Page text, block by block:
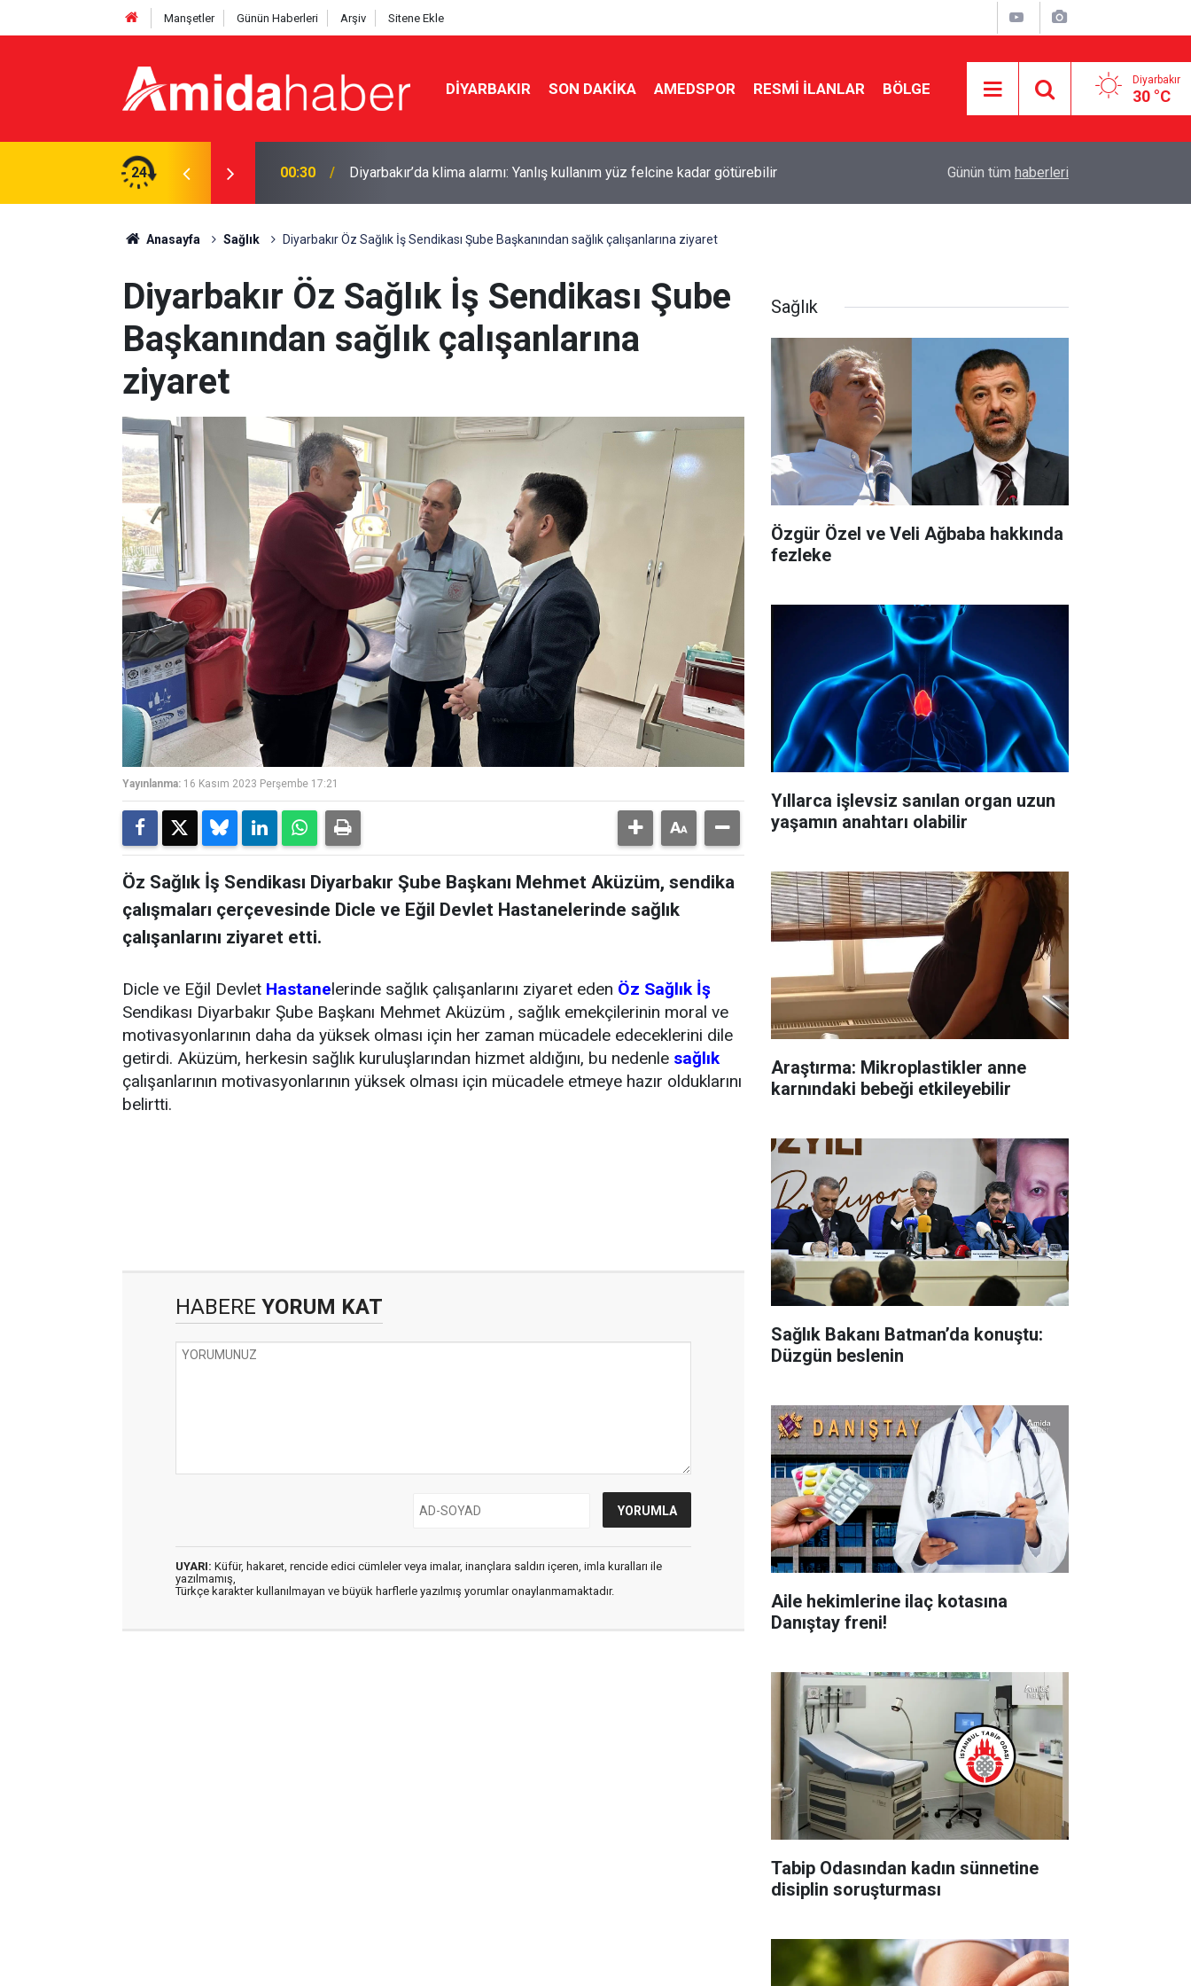
Manşetler Günün Haberleri Arşiv Sitene Ekle
DIYARBAKIR SON DAKIKA AMEDSPOR RESMI İLANLAR BÖLGE Diyarbakır
30 °C
24
kullanım yüz felcine kadar götürebilir 23:32 Diyanet’ten çözüm sürecine ‘kardeşlik’ mesajı Mardin’de feci kaza: 1 ölü, 2 yaralı
Günün tüm haberleri
Anasayfa Sağlık Diyarbakır Öz Sağlık İş Sendikası Şube Başkanından sağlık çalışanlarına ziyaret
Diyarbakır Öz Sağlık İş Sendikası Şube
Başkanından sağlık çalışanlarına
ziyaret
Yayınlanma: 16 Kasım 2023 Perşembe 17:21
Öz Sağlık İş Sendikası Diyarbakır Şube Başkanı Mehmet Aküzüm, sendika
çalışmaları çerçevesinde Dicle ve Eğil Devlet Hastanelerinde sağlık
çalışanlarını ziyaret etti.
Dicle ve Eğil Devlet Hastanelerinde sağlık çalışanlarını ziyaret eden Öz Sağlık İş
Sendikası Diyarbakır Şube Başkanı Mehmet Aküzüm , sağlık emekçilerinin moral ve
motivasyonlarının daha da yüksek olması için her zaman mücadele edeceklerini dile
getirdi. Aküzüm, herkesin sağlık kuruluşlarından hizmet aldığını, bu nedenle sağlık
çalışanlarının motivasyonlarının yüksek olması için mücadele etmeye hazır olduklarını
belirtti.
HABERE YORUM KAT
UYARI: Küfür, hakaret, rencide edici cümleler veya imalar, inançlara saldırı içeren, imla kuralları ile
yazılmamış,
Türkçe karakter kullanılmayan ve büyük harflerle yazılmış yorumlar onaylanmamaktadır.
Sağlık
Özgür Özel ve Veli Ağbaba hakkında
fezleke
Yıllarca işlevsiz sanılan organ uzun
yaşamın anahtarı olabilir
Araştırma: Mikroplastikler anne
karnındaki bebeği etkileyebilir
Sağlık Bakanı Batman’da konuştu:
Düzgün beslenin
Aile hekimlerine ilaç kotasına
Danıştay freni!
Tabip Odasından kadın sünnetine
disiplin soruşturması